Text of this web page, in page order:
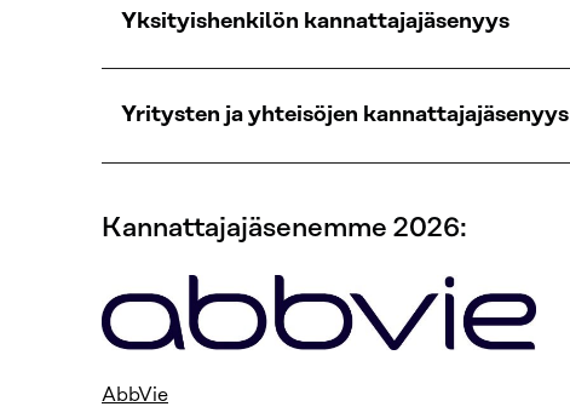
Yksityishenkilön kannattajajäsenyys
Yritysten ja yhteisöjen kannattajajäsenyys
Kannattajajäsenemme 2026:
AbbVie